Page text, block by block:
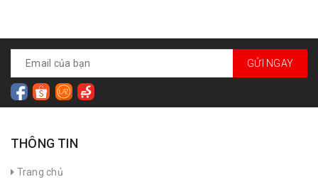
GỬI NGAY
THÔNG TIN
Trang chủ